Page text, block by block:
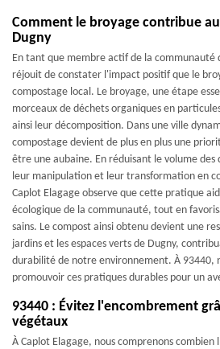
Comment le broyage contribue
Dugny
En tant que membre actif de la communauté
réjouit de constater l'impact positif que le
compostage local. Le broyage, une étape
morceaux de déchets organiques en
ainsi leur décomposition. Dans une ville
compostage devient de plus en plus une
être une aubaine. En réduisant le volume
leur manipulation et leur transformation en
Caplot Elagage observe que cette pratique
écologique de la communauté, tout en
sains. Le compost ainsi obtenu devient une
jardins et les espaces verts de Dugny,
durabilité de notre environnement. À 93440,
promouvoir ces pratiques durables pour un
93440 : Évitez l'encombrement
végétaux
À Caplot Elagage, nous comprenons